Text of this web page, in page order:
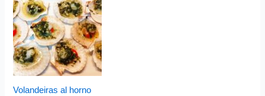
Volandeiras al horno